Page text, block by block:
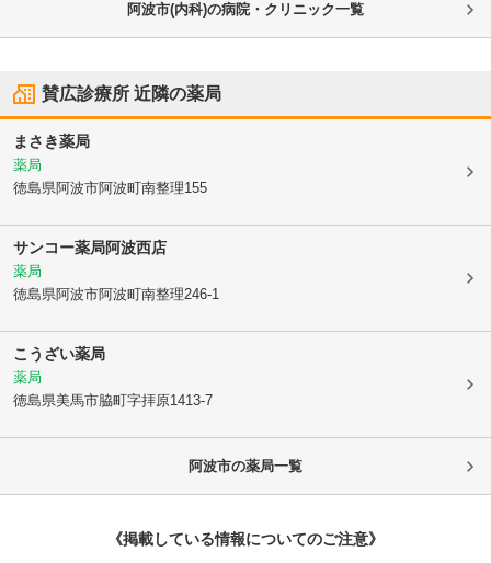
阿波市(内科)の病院・クリニック一覧
賛広診療所 近隣の薬局
まさき薬局
薬局
徳島県阿波市阿波町南整理155
サンコー薬局阿波西店
薬局
徳島県阿波市阿波町南整理246-1
こうざい薬局
薬局
徳島県美馬市脇町字拝原1413-7
阿波市の薬局一覧
《掲載している情報についてのご注意》